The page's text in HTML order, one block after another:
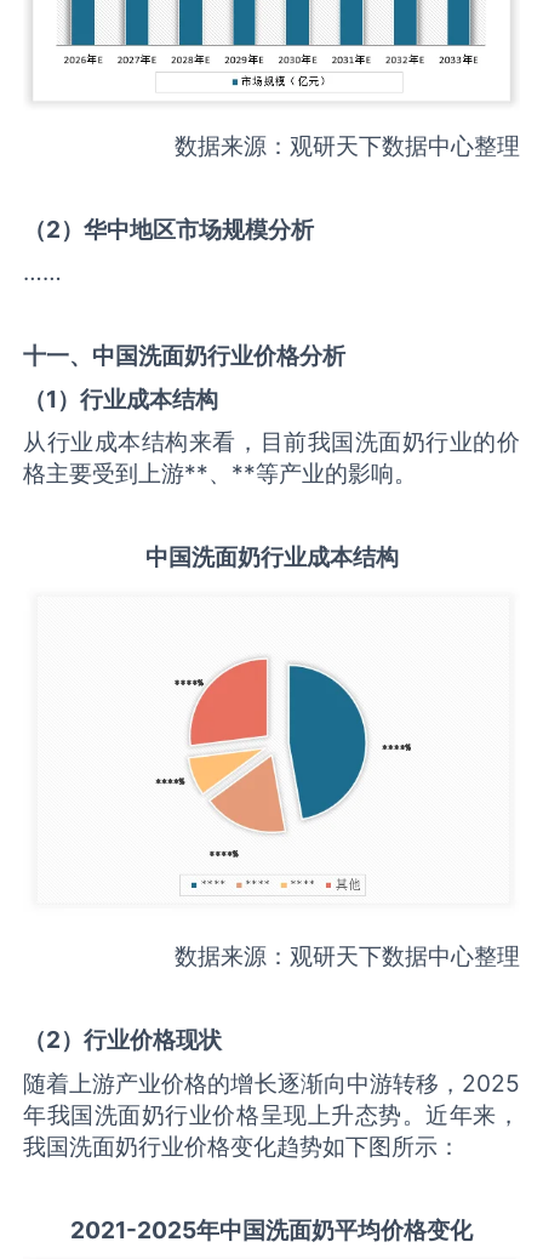
数据来源：观研天下数据中心整理
（2）华中地区市场规模分析
……
十一、中国洗面奶行业价格分析
（1）行业成本结构
从行业成本结构来看，目前我国洗面奶行业的价
格主要受到上游**、**等产业的影响。
中国洗面奶行业成本结构
数据来源：观研天下数据中心整理
（2）行业价格现状
随着上游产业价格的增长逐渐向中游转移，2025
年我国洗面奶行业价格呈现上升态势。近年来，
我国洗面奶行业价格变化趋势如下图所示：
2021-2025年中国洗面奶平均价格变化